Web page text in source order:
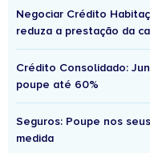
Negociar Crédito
reduza a prestação da
Crédito Consolidado:
poupe até 60%
Seguros: Poupe nos
medida